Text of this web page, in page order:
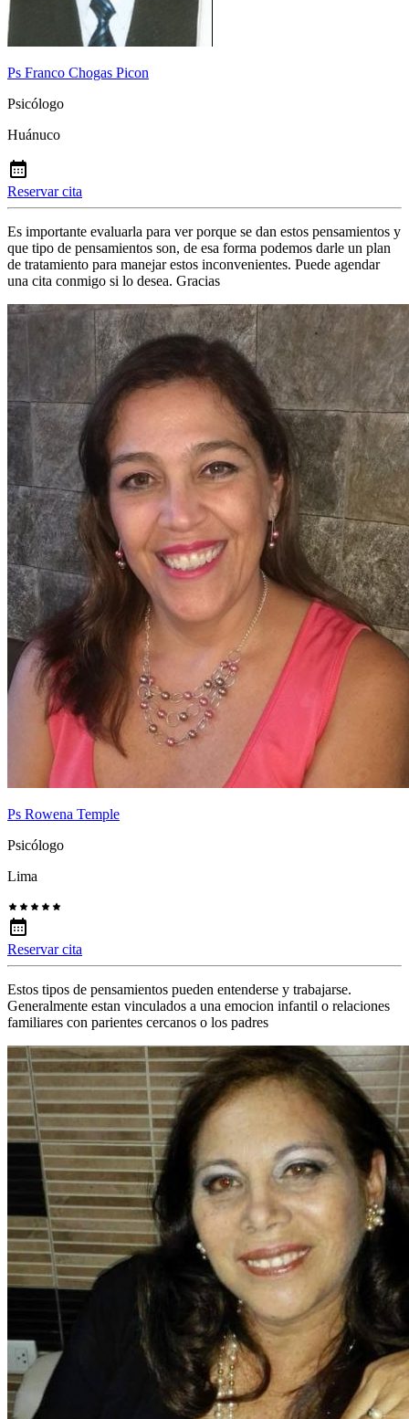
Ps Franco Chogas Picon
Psicólogo
Huánuco
Reservar cita
Es importante evaluarla para ver porque se dan estos pensamientos y
que tipo de pensamientos son, de esa forma podemos darle un plan
de tratamiento para manejar estos inconvenientes. Puede agendar
una cita conmigo si lo desea. Gracias
Ps Rowena Temple
Psicólogo
Lima
Reservar cita
Estos tipos de pensamientos pueden entenderse y trabajarse.
Generalmente estan vinculados a una emocion infantil o relaciones
familiares con parientes cercanos o los padres